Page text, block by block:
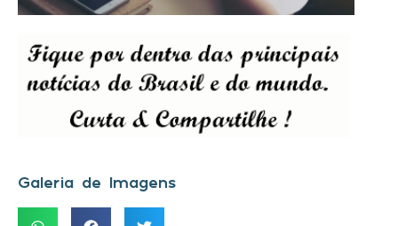
Galeria de Imagens